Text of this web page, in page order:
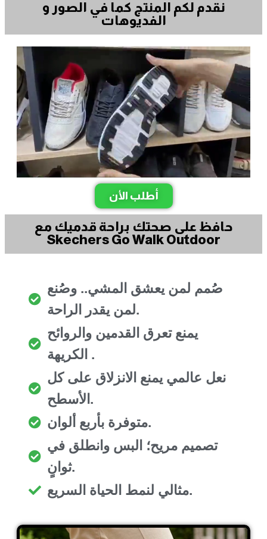
نقدم لكم المنتج كما في الصور و
الفديوهات
أطلب الأن
حافظ على صحتك براحة قدميك مع
Skechers Go Walk Outdoor
صُمم لمن يعشق المشي.. وصُنع
لمن يقدر الراحة.
يمنع تعرق القدمين والروائح
الكريهة .
نعل عالمي يمنع الانزلاق على كل
الأسطح.
متوفرة بأربع ألوان.
تصميم مريح؛ البس وانطلق في
ثوانٍ.
مثالي لنمط الحياة السريع.